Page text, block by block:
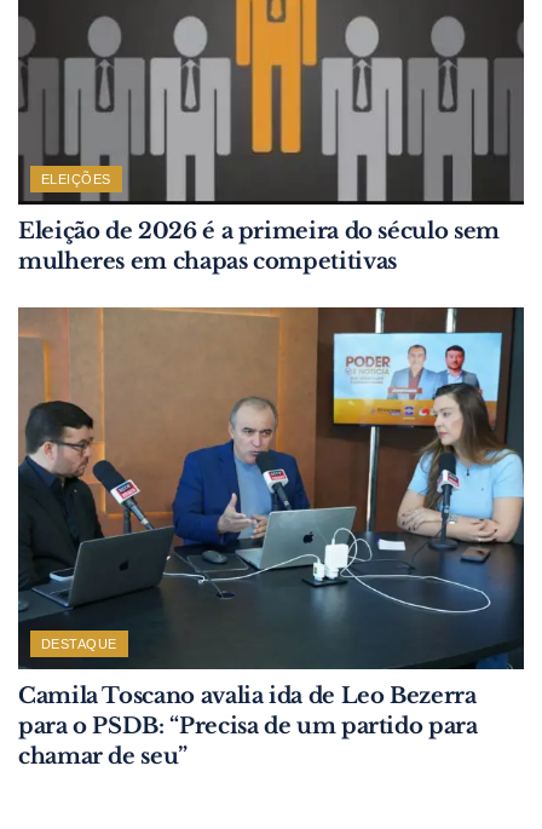
ELEIÇÕES
Eleição de 2026 é a primeira do século sem
mulheres em chapas competitivas
DESTAQUE
Camila Toscano avalia ida de Leo Bezerra
para o PSDB: “Precisa de um partido para
chamar de seu”